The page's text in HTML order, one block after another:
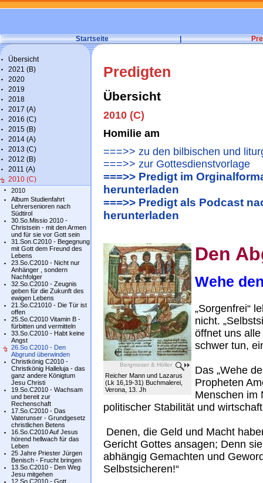
Startseite |
Übersicht
2021 (B)
2020
2019
2018
2017 (A)
2016 (C)
2015 (B)
2014 (A)
2013 (C)
2012 (B)
2011 (A)
2010 (C)
2010
Album Studienfahrt
Lehrersenioren nach
Südtirol
30.So.Missio 2010 -
Christsein - mit den Armen
und für sie vor Gott sein
31.Son.C2010 - Begegnung
mit Gott dem Freund des
Lebens
23.So.C2010 - Nicht nur
Anhänger , sondern
Nachfolger
32.So.C2010 - Zeugnis
geben für die Zukunft des
ewigen Lebens
21.So.C21010 - Die Tür ist
offen
25.So.C2010 Vitamin B -
fürbitten und vermitteln
33.So.C2010 - Habt keine
Angst
26.So.C2010 - Den
Abgrund überwinden
Christkönig C2010 -
Christkönig Halleluja - das
ganz andere Königtum
Jesu Christi
19.So.C2010 - Wachsam
und bereit zur
Rechenschaft
17.So.C2010 - Das
Vaterunser - Grundgesetz
christlichen Betens
16.So.C2010 Auf Jesus
hörend hellwach für das
Leben
25 Jahre Priester Jürgen
Benisch - Frucht bringen
13.So.C2010 - Den Weg
Jesu mitgehen
12.So.C2010 - Gott
Predigten
Übersicht
2010 (C)
Homilie am
===>> zu den bilbischen und
===>> zur Gottesdienstvorlage
===>> Predigt im
herunterladen
===>> Predigt als Podcast
herunterladen
Bergmoser & Höller
Reicher Mann und Lazarus
(Lk 16,19-31) Buchmalerei,
Verona, 13. Jh
Den
Wehe
„Sorgenfrei“
nicht.
öffnet uns
schwer tun,
Das „Wehe
Propheten
Menschen im
politischer Stabilität und
Denen, die Geld und Macht
Gericht Gottes ansagen; Denn
abhängig Gemachten und
Selbstsicheren!“